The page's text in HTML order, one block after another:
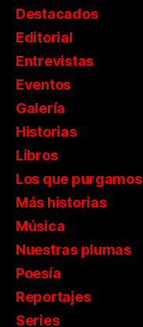
Destacados
Editorial
Entrevistas
Eventos
Galería
Historias
Libros
Los que purgamos
Más historias
Música
Nuestras plumas
Poesía
Reportajes
Series